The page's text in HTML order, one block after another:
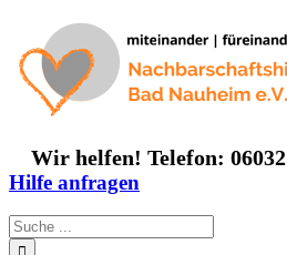
springen
Wir helfen! Telefon:
Hilfe anfragen
Suche
nach: